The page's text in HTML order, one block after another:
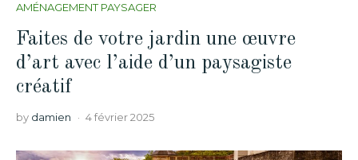
AMÉNAGEMENT PAYSAGER
Faites de votre jardin une œuvre
d’art avec l’aide d’un paysagiste
créatif
by damien 4 février 2025